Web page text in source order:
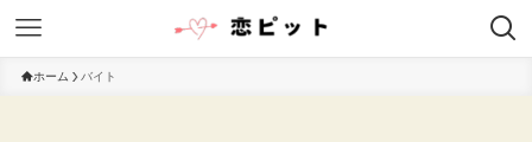
ホーム バイト